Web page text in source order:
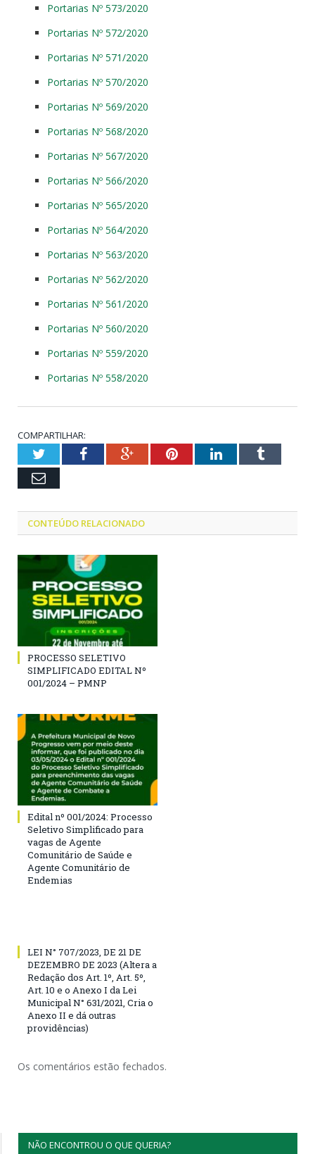
Portarias Nº 573/2020
Portarias Nº 572/2020
Portarias Nº 571/2020
Portarias Nº 570/2020
Portarias Nº 569/2020
Portarias Nº 568/2020
Portarias Nº 567/2020
Portarias Nº 566/2020
Portarias Nº 565/2020
Portarias Nº 564/2020
Portarias Nº 563/2020
Portarias Nº 562/2020
Portarias Nº 561/2020
Portarias Nº 560/2020
Portarias Nº 559/2020
Portarias Nº 558/2020
COMPARTILHAR:
TwitterFacebookGoogle+PinterestLinkedInTumblr
Email
CONTEÚDO RELACIONADO
PROCESSO SELETIVO
SIMPLIFICADO EDITAL Nº
001/2024 – PMNP
Edital nº 001/2024: Processo
Seletivo Simplificado para
vagas de Agente
Comunitário de Saúde e
Agente Comunitário de
Endemias
LEI N° 707/2023, DE 21 DE
DEZEMBRO DE 2023 (Altera a
Redação dos Art. 1º, Art. 5º,
Art. 10 e o Anexo I da Lei
Municipal N° 631/2021, Cria o
Anexo II e dá outras
providências)
Os comentários estão fechados.
NÃO ENCONTROU O QUE QUERIA?